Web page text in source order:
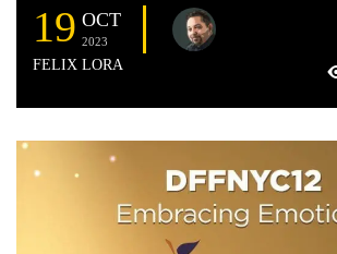
19 OCT
2023
FELIX LORA